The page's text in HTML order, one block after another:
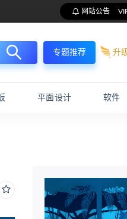
网站公告
专题推荐 升
平面设计 软件